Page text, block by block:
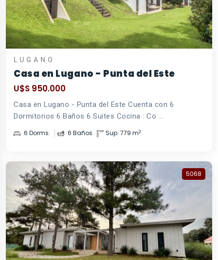
LUGANO
Casa en Lugano - Punta del Este
U$S 950.000
Casa en Lugano - Punta del Este Cuenta con 6
Dormitorios 6 Baños 6 Suites Cocina : Co ...
6 Dorms. 6 Baños Sup. 779 m2
5068